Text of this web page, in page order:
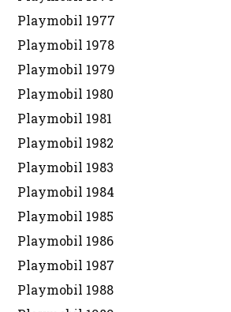
Playmobil 1977
Playmobil 1978
Playmobil 1979
Playmobil 1980
Playmobil 1981
Playmobil 1982
Playmobil 1983
Playmobil 1984
Playmobil 1985
Playmobil 1986
Playmobil 1987
Playmobil 1988